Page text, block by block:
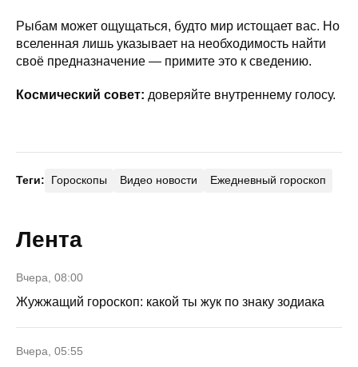
Рыбам может ощущаться, будто мир истощает вас. Но
вселенная лишь указывает на необходимость найти
своё предназначение — примите это к сведению.
Космический совет: доверяйте внутреннему голосу.
Теги: Гороскопы Видео новости Ежедневный гороскоп
Лента
Вчера, 08:00
Жужжащий гороскоп: какой ты жук по знаку зодиака
Вчера, 05:55